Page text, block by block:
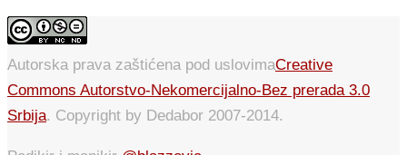
Autorska prava zaštićena pod uslovimaCreative
Commons Autorstvo-Nekomercijalno-Bez prerada 3.0
Srbija. Copyright by Dedabor 2007-2014.